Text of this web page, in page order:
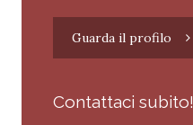
Guarda il profilo
Contattaci subito!